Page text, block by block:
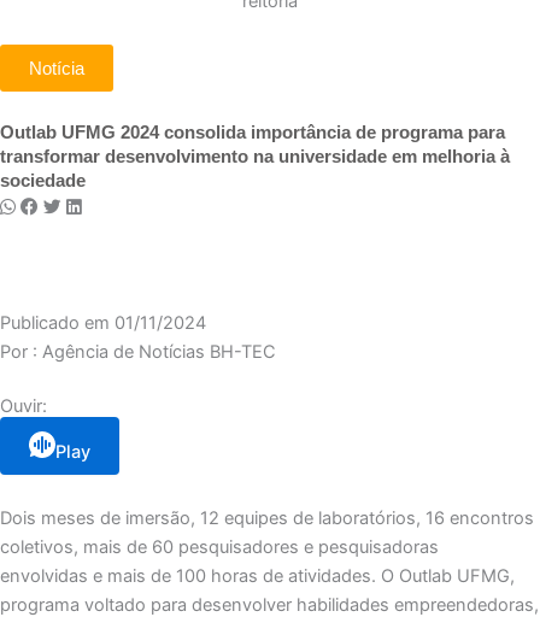
Notícia
Outlab UFMG 2024 consolida importância de programa para
transformar desenvolvimento na universidade em melhoria à
sociedade
Publicado em 01/11/2024
Por : Agência de Notícias BH-TEC
Ouvir:
Play
Dois meses de imersão, 12 equipes de laboratórios, 16 encontros
coletivos, mais de 60 pesquisadores e pesquisadoras
envolvidas e mais de 100 horas de atividades. O Outlab UFMG,
programa voltado para desenvolver habilidades empreendedoras,